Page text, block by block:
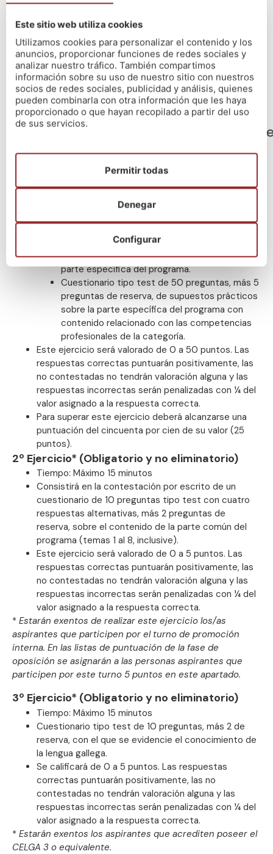
¡Escríbenos por WhatsApp!
Proceso selectivo Titulación
1º Ejercicio (Obligatorio y eliminatorio)
Tiempo: Máximo 150 minutos
Cuestionario de 50 preguntas tipo test, más 5
de reserva, sobre el contenido teórico de la
parte específica del programa.
Cuestionario tipo test de 50 preguntas, más 5
preguntas de reserva, de supuestos prácticos
sobre la parte específica del programa con
contenido relacionado con las competencias
profesionales de la categoría.
Este ejercicio será valorado de 0 a 50 puntos. Las
respuestas correctas puntuarán positivamente, las
no contestadas no tendrán valoración alguna y las
respuestas incorrectas serán penalizadas con ¼ del
valor asignado a la respuesta correcta.
Para superar este ejercicio deberá alcanzarse una
puntuación del cincuenta por cien de su valor (25
puntos).
2º Ejercicio* (Obligatorio y no eliminatorio)
Tiempo: Máximo 15 minutos
Consistirá en la contestación por escrito de un
cuestionario de 10 preguntas tipo test con cuatro
respuestas alternativas, más 2 preguntas de
reserva, sobre el contenido de la parte común del
programa (temas 1 al 8, inclusive).
Este ejercicio será valorado de 0 a 5 puntos. Las
respuestas correctas puntuarán positivamente, las
no contestadas no tendrán valoración alguna y las
respuestas incorrectas serán penalizadas con ¼ del
valor asignado a la respuesta correcta.
* Estarán exentos de realizar este ejercicio los/as
aspirantes que participen por el turno de promoción
interna. En las listas de puntuación de la fase de
oposición se asignarán a las personas aspirantes que
participen por este turno 5 puntos en este apartado.
3º Ejercicio* (Obligatorio y no eliminatorio)
Tiempo: Máximo 15 minutos
Cuestionario tipo test de 10 preguntas, más 2 de
reserva, con el que se evidencie el conocimiento de
la lengua gallega.
Se calificará de 0 a 5 puntos. Las respuestas
correctas puntuarán positivamente, las no
contestadas no tendrán valoración alguna y las
respuestas incorrectas serán penalizadas con ¼ del
valor asignado a la respuesta correcta.
* Estarán exentos los aspirantes que acrediten poseer el
CELGA 3 o equivalente.
Este sitio web utiliza cookies
Utilizamos cookies para personalizar el contenido y los
anuncios, proporcionar funciones de redes sociales y
analizar nuestro tráfico. También compartimos
información sobre su uso de nuestro sitio con nuestros
socios de redes sociales, publicidad y análisis, quienes
pueden combinarla con otra información que les haya
proporcionado o que hayan recopilado a partir del uso
de sus servicios.
Configurar
Denegar
Permitir todas